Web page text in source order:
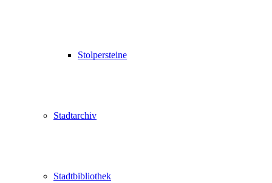
Stolpersteine
Stadtarchiv
Stadtbibliothek